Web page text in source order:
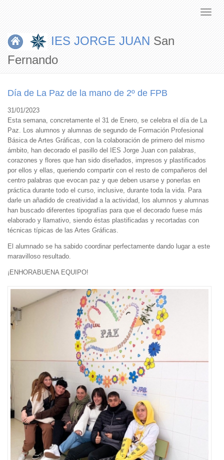
IES JORGE JUAN San
Fernando
Día de La Paz de la mano de 2º de FPB
31/01/2023
Esta semana, concretamente el 31 de Enero, se celebra el día de La
Paz. Los alumnos y alumnas de segundo de Formación Profesional
Básica de Artes Gráficas, con la colaboración de primero del mismo
ámbito, han decorado el pasillo del IES Jorge Juan con palabras,
corazones y flores que han sido diseñados, impresos y plastificados
por ellos y ellas, queriendo compartir con el resto de compañeros del
centro palabras que evocan paz y que deben usarse y ponerlas en
práctica durante todo el curso, inclusive, durante toda la vida. Para
darle un añadido de creatividad a la actividad, los alumnos y alumnas
han buscado diferentes tipografías para que el decorado fuese más
elaborado y llamativo, siendo éstas plastificadas y recortadas con
técnicas típicas de las Artes Gráficas.
El alumnado se ha sabido coordinar perfectamente dando lugar a este
maravilloso resultado.
¡ENHORABUENA EQUIPO!